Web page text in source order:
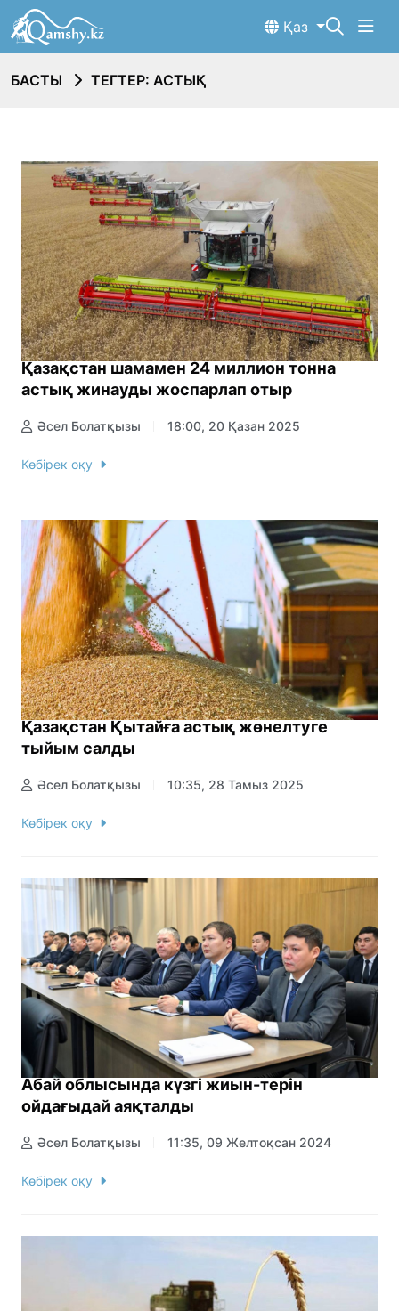
Қаз
БАСТЫ ТЕГТЕР: АСТЫҚ
Қазақстан шамамен 24 миллион тонна
астық жинауды жоспарлап отыр
Әсел Болатқызы 18:00, 20 Қазан 2025
Көбірек оқу
Қазақстан Қытайға астық жөнелтуге
тыйым салды
Әсел Болатқызы 10:35, 28 Тамыз 2025
Көбірек оқу
Абай облысында күзгі жиын-терін
ойдағыдай аяқталды
Әсел Болатқызы 11:35, 09 Желтоқсан 2024
Көбірек оқу